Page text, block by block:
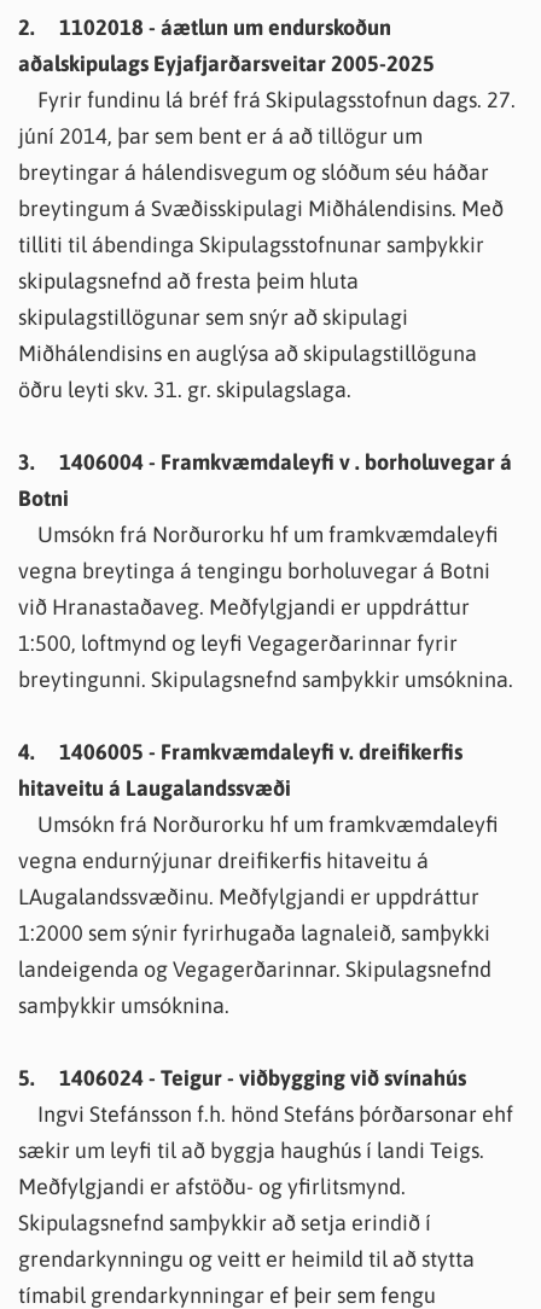
2. 1102018 - áætlun um endurskoðun
aðalskipulags Eyjafjarðarsveitar 2005-2025
Fyrir fundinu lá bréf frá Skipulagsstofnun dags. 27.
júní 2014, þar sem bent er á að tillögur um
breytingar á hálendisvegum og slóðum séu háðar
breytingum á Svæðisskipulagi Miðhálendisins. Með
tilliti til ábendinga Skipulagsstofnunar samþykkir
skipulagsnefnd að fresta þeim hluta
skipulagstillögunar sem snýr að skipulagi
Miðhálendisins en auglýsa að skipulagstillöguna
öðru leyti skv. 31. gr. skipulagslaga.
3. 1406004 - Framkvæmdaleyfi v . borholuvegar á
Botni
Umsókn frá Norðurorku hf um framkvæmdaleyfi
vegna breytinga á tengingu borholuvegar á Botni
við Hranastaðaveg. Meðfylgjandi er uppdráttur
1:500, loftmynd og leyfi Vegagerðarinnar fyrir
breytingunni. Skipulagsnefnd samþykkir umsóknina.
4. 1406005 - Framkvæmdaleyfi v. dreifikerfis
hitaveitu á Laugalandssvæði
Umsókn frá Norðurorku hf um framkvæmdaleyfi
vegna endurnýjunar dreifikerfis hitaveitu á
LAugalandssvæðinu. Meðfylgjandi er uppdráttur
1:2000 sem sýnir fyrirhugaða lagnaleið, samþykki
landeigenda og Vegagerðarinnar. Skipulagsnefnd
samþykkir umsóknina.
5. 1406024 - Teigur - viðbygging við svínahús
Ingvi Stefánsson f.h. hönd Stefáns þórðarsonar ehf
sækir um leyfi til að byggja haughús í landi Teigs.
Meðfylgjandi er afstöðu- og yfirlitsmynd.
Skipulagsnefnd samþykkir að setja erindið í
grendarkynningu og veitt er heimild til að stytta
tímabil grendarkynningar ef þeir sem fengu